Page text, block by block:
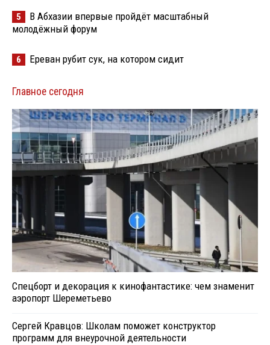
5
В Абхазии впервые пройдёт масштабный
молодёжный форум
6 Ереван рубит сук, на котором сидит
Главное сегодня
Спецборт и декорация к кинофантастике: чем знаменит
аэропорт Шереметьево
Сергей Кравцов: Школам поможет конструктор
программ для внеурочной деятельности